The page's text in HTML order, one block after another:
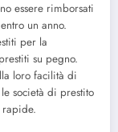
essere rimborsati
un anno.
per la
su pegno.
loro facilità di
società di prestito